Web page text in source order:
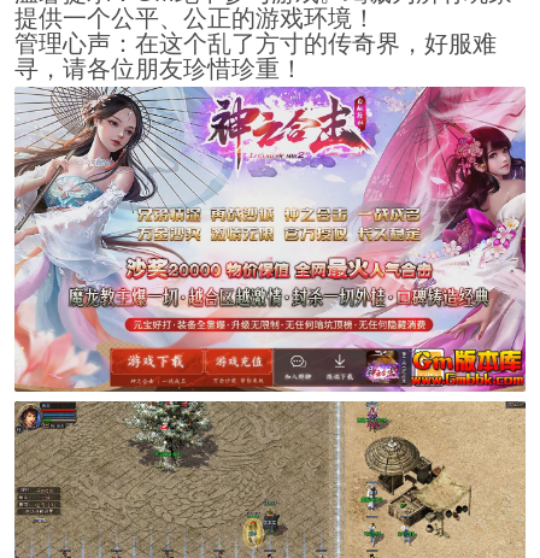
提供一个公平、公正的游戏环境！
管理心声：在这个乱了方寸的传奇界，好服难
寻，请各位朋友珍惜珍重！